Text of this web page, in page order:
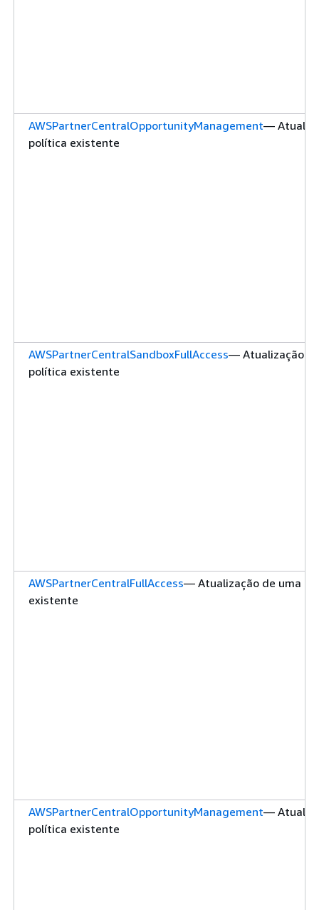
AWSPartnerCentralOpportunityManagement—
política existente
AWSPartnerCentralSandboxFullAccess— Atualização
política existente
AWSPartnerCentralFullAccess— Atualização de uma
existente
AWSPartnerCentralOpportunityManagement—
política existente